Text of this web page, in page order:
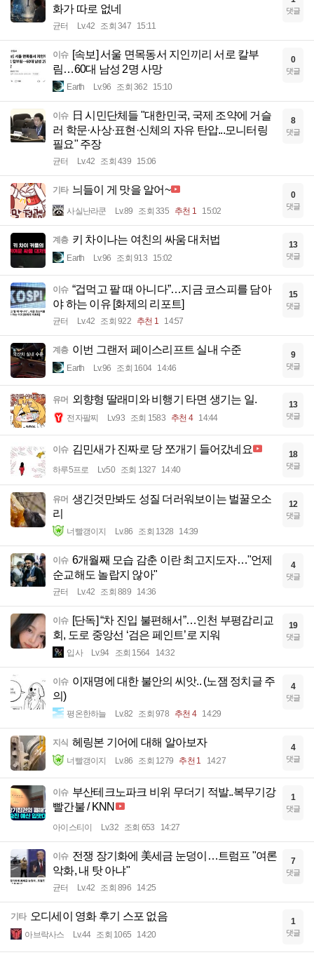
화가 따로 없네
균터 Lv.42 조회 347 15:11
댓글
이슈 [속보] 서울 면목동서 지인끼리 서로 칼부
림…60대 남성 2명 사망
Earth Lv.96 조회 362 15:10
0
댓글
이슈
日 시민단체들 "대한민국, 국제 조약에 거슬
러 학문·사상·표현·신체의 자유 탄압...모니터링
필요" 주장
균터 Lv.42 조회 439 15:06
8
댓글
기타 늬들이 게 맛을 알어~
사실난라쿤 Lv.89 조회 335 추천 1 15:02
0
댓글
계층 키 차이나는 여친의 싸움 대처법
Earth Lv.96 조회 913 15:02
13
댓글
이슈 “겁먹고 팔 때 아니다”…지금 코스피를 담아
야 하는 이유 [화제의 리포트]
균터 Lv.42 조회 922 추천 1 14:57
15
댓글
계층 이번 그랜저 페이스리프트 실내 수준
Earth Lv.96 조회 1604 14:46
9
댓글
유머 외향형 딸래미와 비행기 타면 생기는 일.
전자팔찌 Lv.93 조회 1583 추천 4 14:44
13
댓글
이슈 김민새가 진짜로 당 쪼개기 들어갔네요
하루5프로 Lv.50 조회 1327 14:40
18
댓글
유머 생긴것만봐도 성질 더러워보이는 벌꿀오소
리
너빨갱이지 Lv.86 조회 1328 14:39
12
댓글
이슈 6개월째 모습 감춘 이란 최고지도자…"언제
순교해도 놀랍지 않아"
균터 Lv.42 조회 889 14:36
4
댓글
이슈 [단독] “차 진입 불편해서”…인천 부평감리교
회, 도로 중앙선 ‘검은 페인트’로 지워
입사 Lv.94 조회 1564 14:32
19
댓글
이슈 이재명에 대한 불안의 씨앗.. (노잼 정치글 주
의)
평온한하늘 Lv.82 조회 978 추천 4 14:29
4
댓글
지식 헤링본 기어에 대해 알아보자
너빨갱이지 Lv.86 조회 1279 추천 1 14:27
4
댓글
이슈 부산테크노파크 비위 무더기 적발..복무기강
빨간불 / KNN
아이스티이 Lv.32 조회 653 14:27
1
댓글
이슈 전쟁 장기화에 美세금 눈덩이…트럼프 "여론
악화, 내 탓 아냐"
균터 Lv.42 조회 896 14:25
7
댓글
기타 오디세이 영화 후기 스포 없음
아브락사스 Lv.44 조회 1065 14:20
1
댓글